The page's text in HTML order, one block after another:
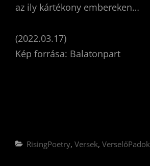
az ily kártékony embereken…
(2022.03.17)
Kép forrása: Balatonpart
Categories
RisingPoetry, Versek, VerselőPadok